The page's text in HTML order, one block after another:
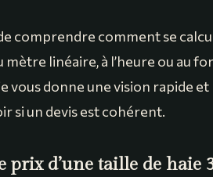
comprendre comment se
linéaire, à l’heure ou au
vous donne une vision rapide et
si un devis est cohérent.
prix d’une taille de haie